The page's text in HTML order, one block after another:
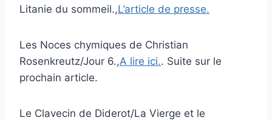
Litanie du sommeil.,L’article de presse.
Les Noces chymiques de Christian
Rosenkreutz/Jour 6.,A lire ici.. Suite sur le
prochain article.
Le Clavecin de Diderot/La Vierge et le